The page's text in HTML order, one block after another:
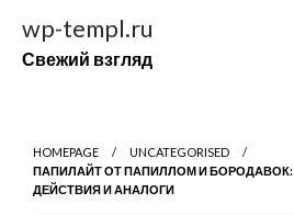
содержимому
wp-templ.ru
Свежий взгляд
HOMEPAGE
UNCATEGORISED
ПАПИЛАЙТ ОТ ПАПИЛЛОМ И БОРОДАВОК:
ДЕЙСТВИЯ И АНАЛОГИ